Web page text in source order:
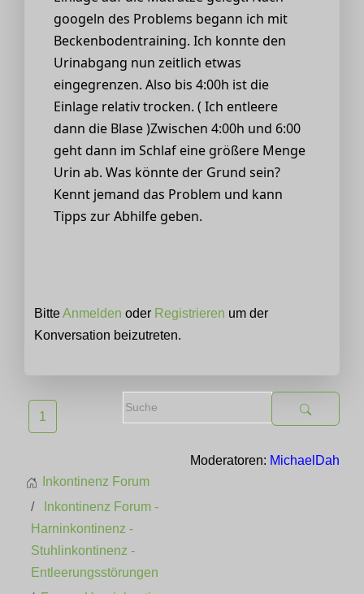
googeln des Problems begann ich mit
Beckenbodentraining. Ich konnte den
Urinabgang nun zeitlich etwas
eingegrenzen. Also bis 4:00h ist die
Einlage relativ trocken. ( Ich entleere
dann die Blase )Zwischen 4:00h und 6:00
geht dann im Schlaf eine größere Menge
Urin ab. Was könnte der Grund sein?
Kennt jemand das Problem und kann
Tipps zur Abhilfe geben.
BitteAnmelden oder Registrieren um der
Konversation beizutreten.
1
Moderatoren: MichaelDah
Inkontinenz Forum
Inkontinenz Forum -
Harninkontinenz -
Stuhlinkontinenz -
Entleerungsstörungen